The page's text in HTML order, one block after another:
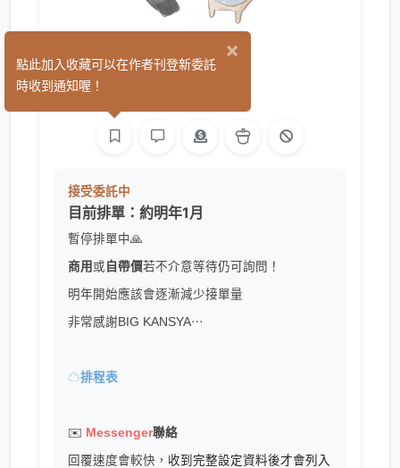
和毛
接受委託中
目前排單：約明年1月
暫停排單中🙏
商用 或 自帶價若不介意等待仍可詢問！
明年開始應該會逐漸減少接單量
非常感謝BIG KANSYA⋯
☁排程表
✉️ Messenger聯絡
回覆速度會較快， 收到完整設定資料後才會列入
×
點此加入收藏可以在作者刊登新委託
時收到通知喔！